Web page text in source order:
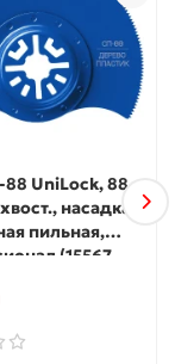
UniLock, 88
насадка
пильная,
(15567-